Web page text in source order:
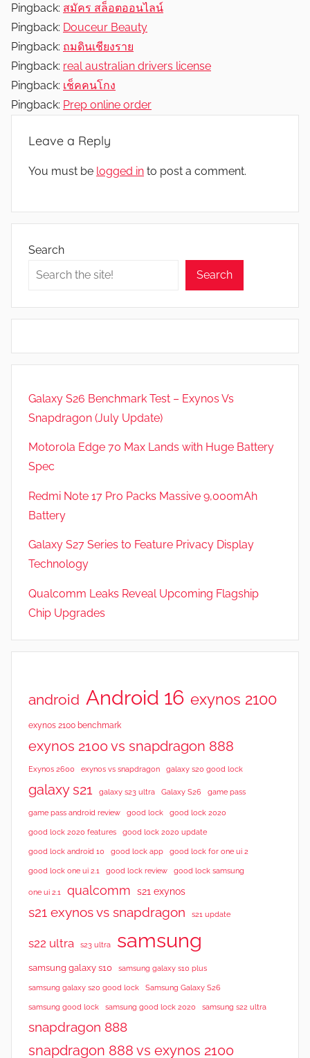
Pingback: สมัคร สล็อตออนไลน์
Pingback: Douceur Beauty
Pingback: ถมดินเชียงราย
Pingback: real australian drivers license
Pingback: เช็คคนโกง
Pingback: Prep online order
Leave a Reply
You must be logged in to post a comment.
Search
Search
Galaxy S26 Benchmark Test – Exynos Vs
Snapdragon (July Update)
Motorola Edge 70 Max Lands with Huge Battery
Spec
Redmi Note 17 Pro Packs Massive 9,000mAh
Battery
Galaxy S27 Series to Feature Privacy Display
Technology
Qualcomm Leaks Reveal Upcoming Flagship
Chip Upgrades
android Android 16 exynos 2100
exynos 2100 benchmark
exynos 2100 vs snapdragon 888
Exynos 2600 exynos vs snapdragon galaxy s20 good lock
galaxy s21 galaxy s23 ultra Galaxy S26 game pass
game pass android review good lock good lock 2020
good lock 2020 features good lock 2020 update
good lock android 10 good lock app good lock for one ui 2
good lock one ui 2.1 good lock review good lock samsung
one ui 2.1 qualcomm s21 exynos
s21 exynos vs snapdragon s21 update
s22 ultra s23 ultra samsung
samsung galaxy s10 samsung galaxy s10 plus
samsung galaxy s20 good lock Samsung Galaxy S26
samsung good lock samsung good lock 2020 samsung s22 ultra
snapdragon 888
snapdragon 888 vs exynos 2100